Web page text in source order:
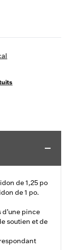
de 1,25 po
de 1 po.
pince
soutien et de